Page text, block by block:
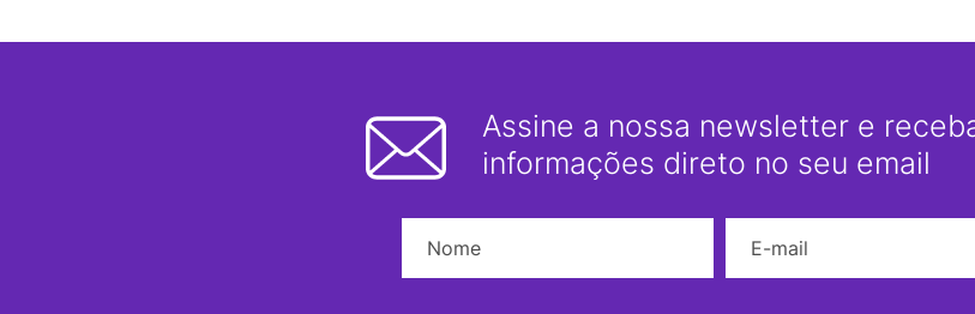
Assine a nossa newsletter e
informações direto no seu email